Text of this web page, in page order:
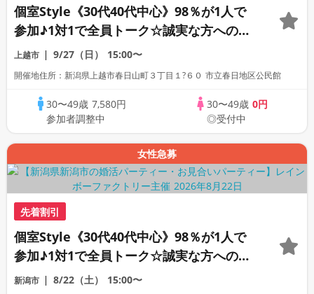
個室Style《30代40代中心》98％が1人で
参加♪1対1で全員トーク☆誠実な方への婚
活パーティー
上越市 9/27（日） 15:00〜
開催地住所：新潟県上越市春日山町３丁目１?６０ 市立春日地区公民館
30〜49歳 7,580円
参加者調整中
30〜49歳 0円
◎受付中
女性急募
先着割引
個室Style《30代40代中心》98％が1人で
参加♪1対1で全員トーク☆誠実な方への婚
活パーティー
新潟市 8/22（土） 15:00〜